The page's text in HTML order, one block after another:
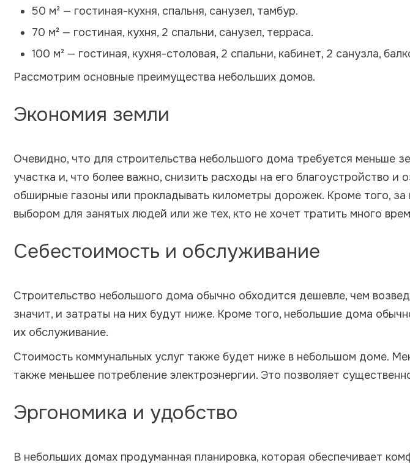
50 м² — гостиная-кухня, спальня, санузел, тамбур.
70 м² — гостиная, кухня, 2 спальни, санузел, терраса.
100 м² — гостиная, кухня-столовая, 2 спальни, кабинет, 2 санузла,
Рассмотрим основные преимущества небольших домов.
Экономия земли
Очевидно, что для строительства небольшого дома требуется меньше
участка и, что более важно, снизить расходы на его благоустройство
обширные газоны или прокладывать километры дорожек. Кроме того,
выбором для занятых людей или же тех, кто не хочет тратить много
Себестоимость и обслуживание
Строительство небольшого дома обычно обходится дешевле, чем
значит, и затраты на них будут ниже. Кроме того, небольшие дома
их обслуживание.
Стоимость коммунальных услуг также будет ниже в небольшом доме.
также меньшее потребление электроэнергии. Это позволяет
Эргономика и удобство
В небольших домах продуманная планировка, которая обеспечивает